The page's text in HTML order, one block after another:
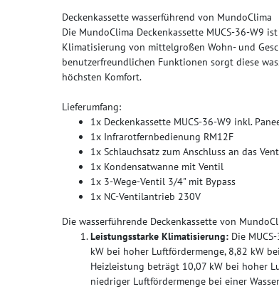
Deckenkassette wasserführend von MundoClima
Die MundoClima Deckenkassette MUCS-36-W9
Klimatisierung von mittelgroßen Wohn- und
benutzerfreundlichen Funktionen sorgt diese
höchsten Komfort.
Lieferumfang:
1x Deckenkassette MUCS-36-W9 inkl.
1x Infrarotfernbedienung RM12F
1x Schlauchsatz zum Anschluss an das
1x Kondensatwanne mit Ventil
1x 3-Wege-Ventil 3/4" mit Bypass
1x NC-Ventilantrieb 230V
Die wasserführende Deckenkassette von
Leistungsstarke Klimatisierung: Die
kW bei hoher Luftfördermenge, 8,82 kW
Heizleistung beträgt 10,07 kW bei hoher
niedriger Luftfördermenge bei einer